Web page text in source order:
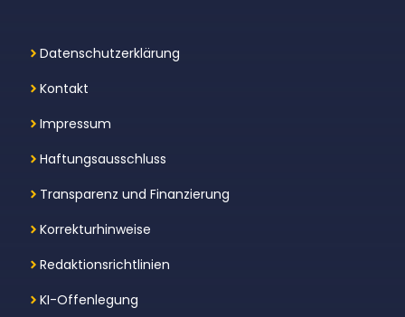
Datenschutzerklärung
Kontakt
Impressum
Haftungsausschluss
Transparenz und Finanzierung
Korrekturhinweise
Redaktionsrichtlinien
KI-Offenlegung